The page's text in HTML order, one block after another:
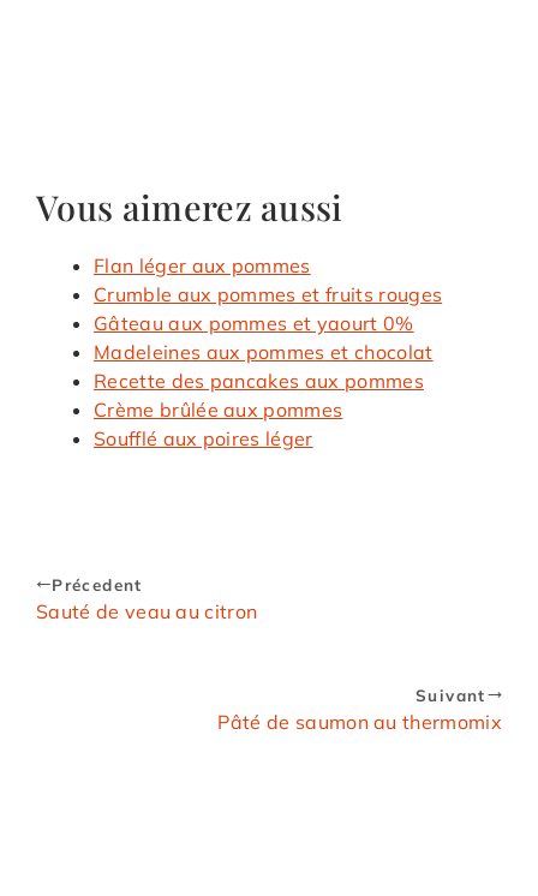
Vous aimerez aussi
Flan léger aux pommes
Crumble aux pommes et fruits rouges
Gâteau aux pommes et yaourt 0%
Madeleines aux pommes et chocolat
Recette des pancakes aux pommes
Crème brûlée aux pommes
Soufflé aux poires léger
Précedent
Sauté de veau au citron
Suivant
Pâté de saumon au thermomix